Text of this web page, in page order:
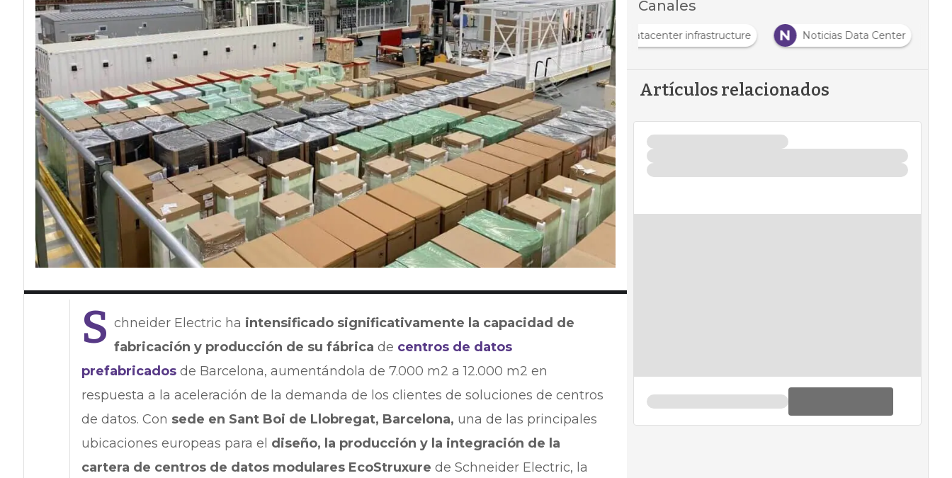
S chneider Electric ha intensificado significativamente la capacidad de
fabricación y producción de su fábrica de centros de datos
prefabricadosde Barcelona, aumentándola de 7.000 m2 a 12.000 m2 en
respuesta a la aceleración de la demanda de los clientes de soluciones de centros
de datos. Con sede en Sant Boi de Llobregat, Barcelona, una de las principales
ubicaciones europeas para el diseño, la producción y la integración de la
cartera de centros de datos modulares EcoStruxure de Schneider Electric, la
Canales
D
Datacenter infrastructure N Noticias Data Center
Artículos relacionados